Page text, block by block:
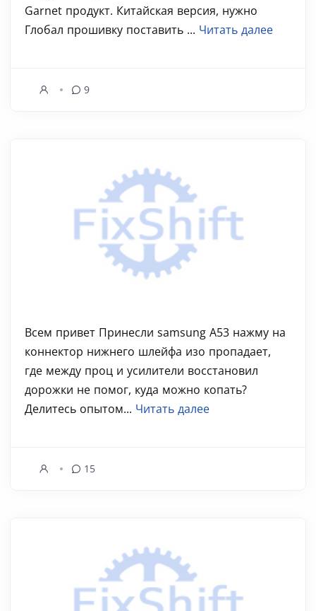
Garnet продукт. Китайская версия, нужно
Глобал прошивку поставить ... Читать далее
9
Всем привет Принесли samsung A53 нажму на
коннектор нижнего шлейфа изо пропадает,
где между проц и усилители восстановил
дорожки не помог, куда можно копать?
Делитесь опытом... Читать далее
15